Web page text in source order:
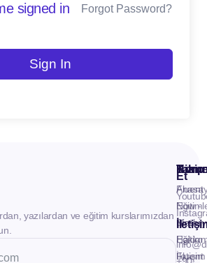
signed in Forgot Password?
Sign In
yazılardan ve eğitim kurslarımızdan
İletişim
Fluent
Now -
Birebir
Eğitim
Fluent
Takip
Et